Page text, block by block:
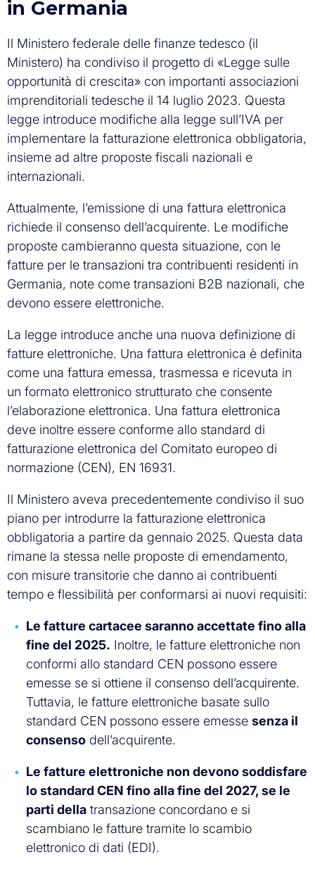
in Germania
Il Ministero federale delle finanze tedesco (il
Ministero) ha condiviso il progetto di «Legge sulle
opportunità di crescita» con importanti associazioni
imprenditoriali tedesche il 14 luglio 2023. Questa
legge introduce modifiche alla legge sull’IVA per
implementare la fatturazione elettronica obbligatoria,
insieme ad altre proposte fiscali nazionali e
internazionali.
Attualmente, l’emissione di una fattura elettronica
richiede il consenso dell’acquirente. Le modifiche
proposte cambieranno questa situazione, con le
fatture per le transazioni tra contribuenti residenti in
Germania, note come transazioni B2B nazionali, che
devono essere elettroniche.
La legge introduce anche una nuova definizione di
fatture elettroniche. Una fattura elettronica è definita
come una fattura emessa, trasmessa e ricevuta in
un formato elettronico strutturato che consente
l’elaborazione elettronica. Una fattura elettronica
deve inoltre essere conforme allo standard di
fatturazione elettronica del Comitato europeo di
normazione (CEN), EN 16931.
Il Ministero aveva precedentemente condiviso il suo
piano per introdurre la fatturazione elettronica
obbligatoria a partire da gennaio 2025. Questa data
rimane la stessa nelle proposte di emendamento,
con misure transitorie che danno ai contribuenti
tempo e flessibilità per conformarsi ai nuovi requisiti:
Le fatture cartacee saranno accettate fino alla
fine del 2025. Inoltre, le fatture elettroniche non
conformi allo standard CEN possono essere
emesse se si ottiene il consenso dell’acquirente.
Tuttavia, le fatture elettroniche basate sullo
standard CEN possono essere emesse senza il
consenso dell’acquirente.
Le fatture elettroniche non devono soddisfare
lo standard CEN fino alla fine del 2027, se le
parti della transazione concordano e si
scambiano le fatture tramite lo scambio
elettronico di dati (EDI).